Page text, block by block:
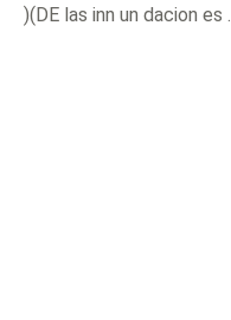
)(DE las inn un dacion es .